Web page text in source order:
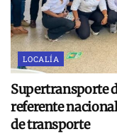
LOCALÍA
Supertransporte
referente
de transporte